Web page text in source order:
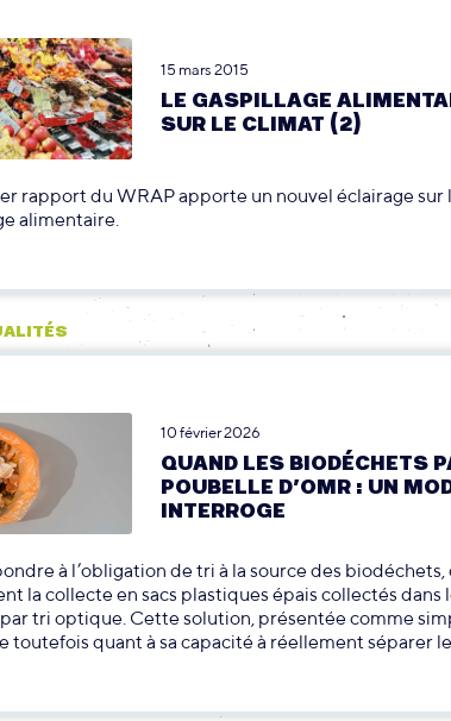
15 mars 2015
LE GASPILLAGE
SUR LE CLIMAT (2)
rapport du WRAP apporte un nouvel éclairage
alimentaire.
10 février 2026
QUAND LES BIODÉCHETS
POUBELLE D’OMR : UN
INTERROGE
à l’obligation de tri à la source des
la collecte en sacs plastiques épais collectés dans
tri optique. Cette solution, présentée comme
toutefois quant à sa capacité à réellement séparer